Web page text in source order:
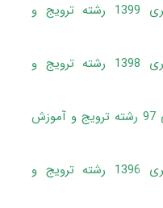
دانلود سؤالات آزمون دکتری 1399 رشته ترویج و
دانلود سؤالات آزمون دکتری 1398 رشته ترویج و
دانلود سؤالات آزمون دکتری 97 رشته ترویج و آموزش
دانلود سؤالات آزمون دکتری 1396 رشته ترویج و